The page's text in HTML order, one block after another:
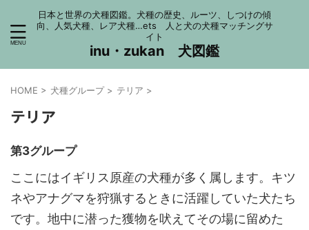
日本と世界の犬種図鑑。犬種の歴史、ルーツ、しつけの傾
向、人気犬種、レア犬種…ets 人と犬の犬種マッチングサ
イト
inu・zukan 犬図鑑
HOME > 犬種グループ > テリア >
テリア
第3グループ
ここにはイギリス原産の犬種が多く属します。キツ
ネやアナグマを狩猟するときに活躍していた犬たち
です。地中に潜った獲物を吠えてその場に留めた